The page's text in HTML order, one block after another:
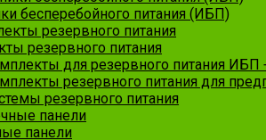
бесперебойного питания (ИБП)
резервного питания
для резервного питания ИБП
резервного питания для
резервного питания
панели